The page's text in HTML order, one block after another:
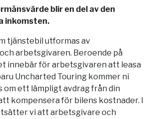
blir en del av den
inkomsten.
tjänstebil utformas av
arbetsgivaren. Beroende på
innebär för arbetsgivaren att leasa
Uncharted Touring kommer ni
om ett lämpligt avdrag från din
kompensera för bilens kostnader. I
vi att arbetsgivare och